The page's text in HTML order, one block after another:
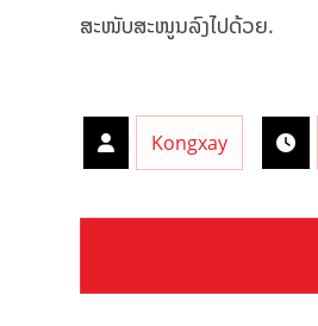
ສະໜັບສະໜູນລົງໄປດ້ວຍ.
Kongxay